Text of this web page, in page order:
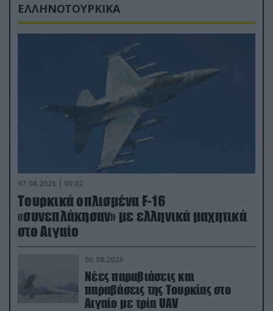
ΕΛΛΗΝΟΤΟΥΡΚΙΚΑ
07.08.2026 | 00:02
Τουρκικά οπλισμένα F-16
«συνεπλάκησαν» με ελληνικά μαχητικά
στο Αιγαίο
06.08.2026
Νέες παραβιάσεις και
παραβάσεις της Τουρκίας στο
Αιγαίο με τρία UAV